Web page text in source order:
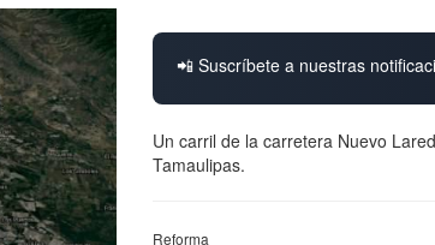
📲 Suscríbete a nuestras
Un carril de la carretera Nuevo
Tamaulipas.
Reforma